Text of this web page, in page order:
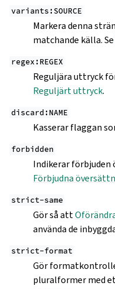
variants:SOURCE
Markera denna
matchande källa. Se
regex:REGEX
Reguljära uttryck
Reguljärt uttryck.
discard:NAME
Kasserar flaggan
forbidden
Indikerar förbjuden
Förbjudna
strict-same
Gör så att
använda de
strict-format
Gör
pluralformer med